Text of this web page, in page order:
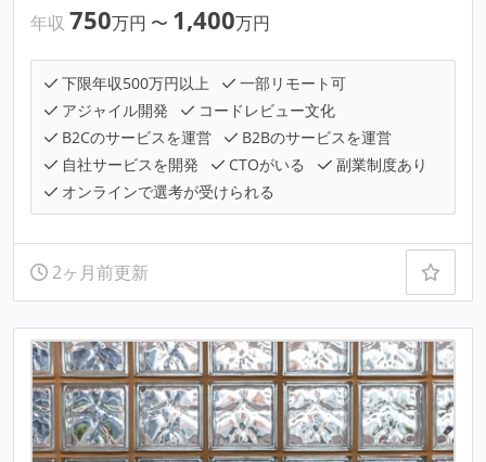
年収 750万円 〜 1,400万円
下限年収500万円以上
一部リモート可
アジャイル開発
コードレビュー文化
B2Cのサービスを運営
B2Bのサービスを運営
自社サービスを開発
CTOがいる
副業制度あり
オンラインで選考が受けられる
2ヶ月前更新